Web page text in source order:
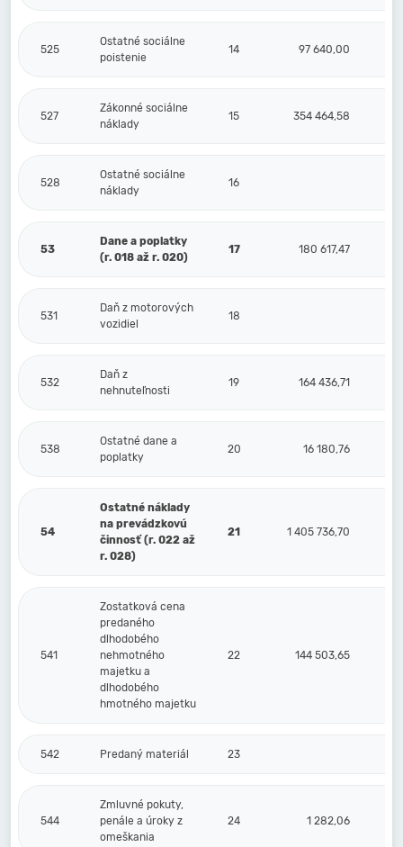
525
Ostatné sociálne
poistenie
14 97 640,00
527
Zákonné sociálne
náklady
15 354 464,58
528
Ostatné sociálne
náklady
16
53
Dane a poplatky
(r. 018 až r. 020)
17 180 617,47
531
Daň z motorových
vozidiel
18
532
Daň z
nehnuteľnosti
19 164 436,71
538
Ostatné dane a
poplatky
20 16 180,76
54
Ostatné náklady
na prevádzkovú
činnosť (r. 022 až
r. 028)
21 1 405 736,70
541
Zostatková cena
predaného
dlhodobého
nehmotného
majetku a
dlhodobého
hmotného majetku
22 144 503,65
542 Predaný materiál 23
544
Zmluvné pokuty,
penále a úroky z
omeškania
24 1 282,06